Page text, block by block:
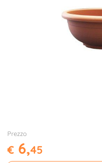
Prezzo
€ 6,45